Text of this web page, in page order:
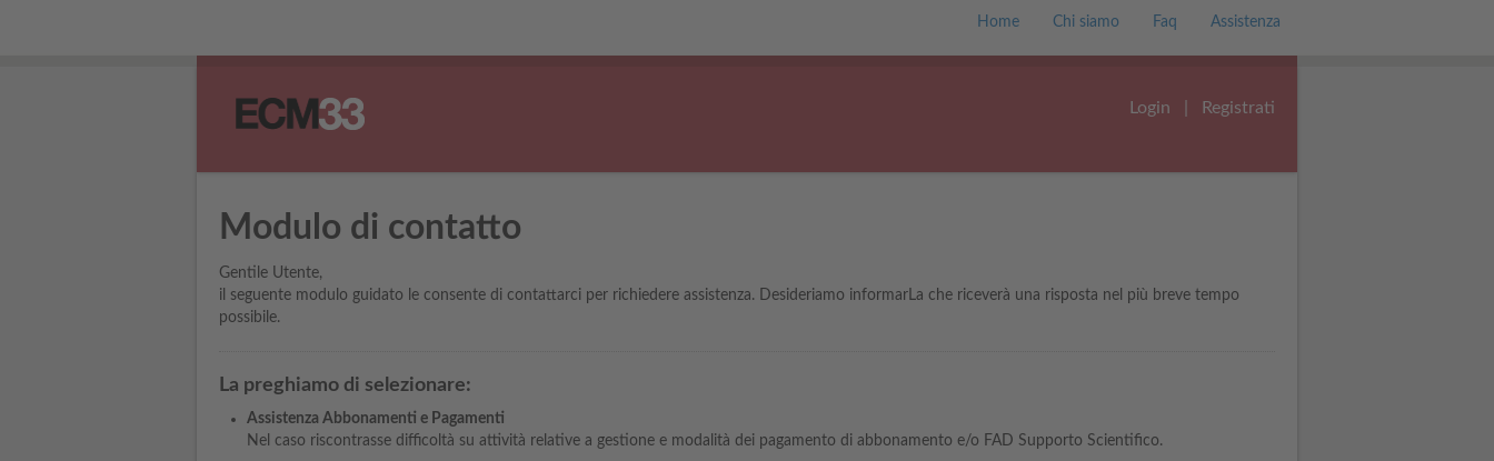
Home Chi siamo Faq Assistenza
Login Registrati
Modulo di contatto
Gentile Utente,
il seguente modulo guidato le consente di contattarci per richiedere assistenza. Desideriamo informarLa che riceverà una risposta nel più breve tempo
possibile.
La preghiamo di selezionare:
Assistenza Abbonamenti e Pagamenti
Nel caso riscontrasse difficoltà su attività relative a gestione e modalità dei pagamento di abbonamento e/o FAD Supporto Scientifico.